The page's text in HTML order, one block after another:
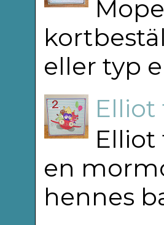
eller typ
Elliot
Elliot
en
hennes